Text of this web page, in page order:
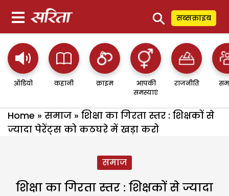
⚲ सब्सक्राइब
ऑडियो कहानी क्राइम
आपकी
समस्याएं
राजनीति
Home » समाज » शिक्षा का गिरता स्तर : शिक्षकों से
ज्यादा पेरेंट्स को कठघरे में खड़ा करो
समाज
शिक्षा का गिरता स्तर : शिक्षकों से ज्यादा